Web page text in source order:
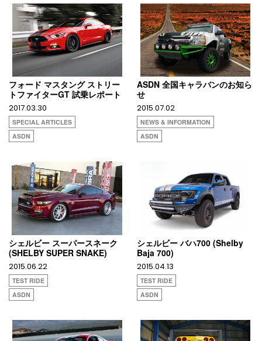
フォード マスタング ストリー
トファイターGT 試乗レポート
2017.03.30
SPECIAL ARTICLES
ASDN
ASDN 全国キャラバンのお知ら
せ
2015.07.02
NEWS & INFORMATION
ASDN
シェルビー スーパースネーク
(SHELBY SUPER SNAKE)
2015.06.22
TEST RIDE
ASDN
シェルビー バハ700 (Shelby
Baja 700)
2015.04.13
TEST RIDE
ASDN